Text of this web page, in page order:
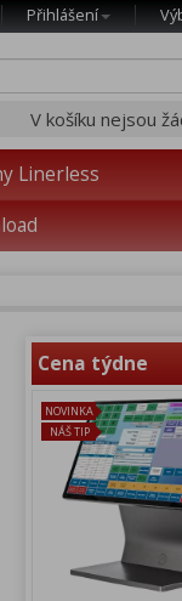
Přihlášení
V košíku nejsou
Linerless
Cena týdne
NOVINKA
NÁŠ TIP